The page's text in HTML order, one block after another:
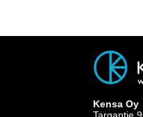
Kensa Oy